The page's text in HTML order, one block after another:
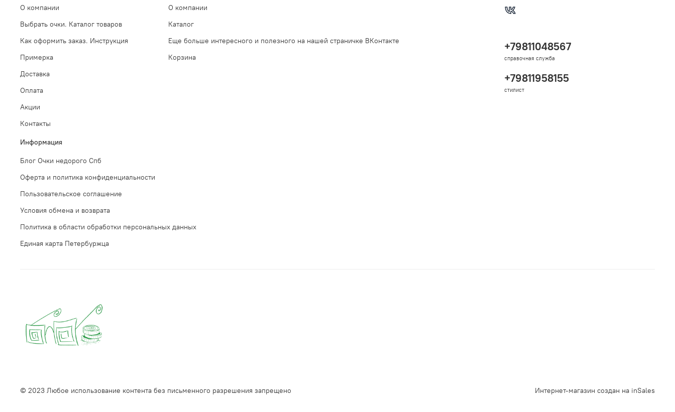
О компании
Выбрать очки. Каталог товаров
Как оформить заказ. Инструкция
Примерка
Доставка
Оплата
Акции
Контакты
О компании
Каталог
Еще больше интересного и полезного на нашей страничке ВКонтакте
Корзина
Информация
Блог Очки недорого Спб
Оферта и политика конфиденциальности
Пользовательское соглашение
Условия обмена и возврата
Политика в области обработки персональных данных
Единая карта Петербуржца
+79811048567
справочная служба
+79811958155
стилист
© 2023 Любое использование контента без письменного разрешения запрещено Интернет-магазин создан на inSales